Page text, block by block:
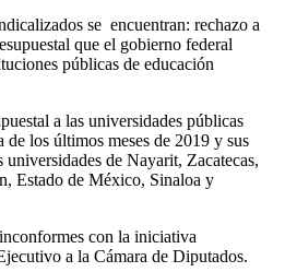
se encuentran: rechazo a
que el gobierno federal
públicas de educación
a las universidades públicas
de los últimos meses de 2019 y sus
universidades de Nayarit, Zacatecas,
Estado de México, Sinaloa y
con la iniciativa
a la Cámara de Diputados.